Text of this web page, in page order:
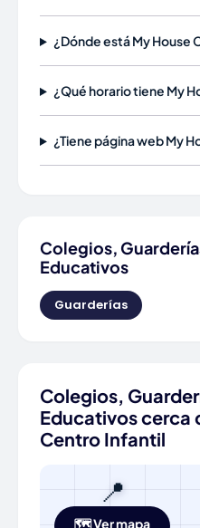
¿Dónde está My House
¿Qué horario tiene My
¿Tiene página web My
Colegios,
Educativos
Guarderías
Colegios,
Educativos cerca
Centro Infantil
📍
🗺️ Ver mapa